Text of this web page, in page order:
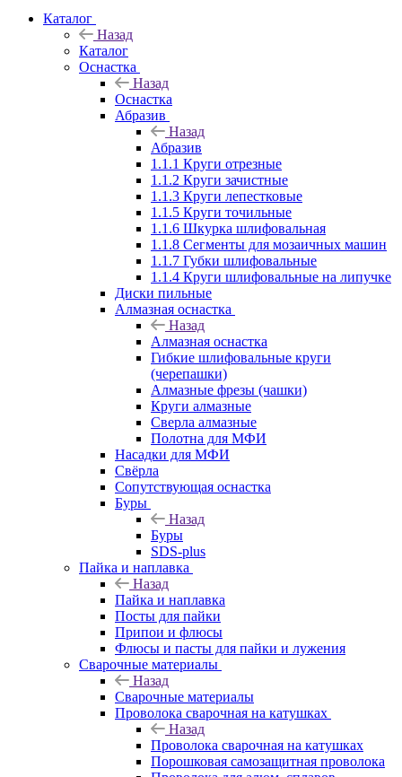
Каталог
Назад
Каталог
Оснастка
Назад
Оснастка
Абразив
Назад
Абразив
1.1.1 Круги отрезные
1.1.2 Круги зачистные
1.1.3 Круги лепестковые
1.1.5 Круги точильные
1.1.6 Шкурка шлифовальная
1.1.8 Сегменты для мозаичных машин
1.1.7 Губки шлифовальные
1.1.4 Круги шлифовальные на липучке
Диски пильные
Алмазная оснастка
Назад
Алмазная оснастка
Гибкие шлифовальные круги
(черепашки)
Алмазные фрезы (чашки)
Круги алмазные
Сверла алмазные
Полотна для МФИ
Насадки для МФИ
Свёрла
Сопутствующая оснастка
Буры
Назад
Буры
SDS-plus
Пайка и наплавка
Назад
Пайка и наплавка
Посты для пайки
Припои и флюсы
Флюсы и пасты для пайки и лужения
Сварочные материалы
Назад
Сварочные материалы
Проволока сварочная на катушках
Назад
Проволока сварочная на катушках
Порошковая самозащитная проволока